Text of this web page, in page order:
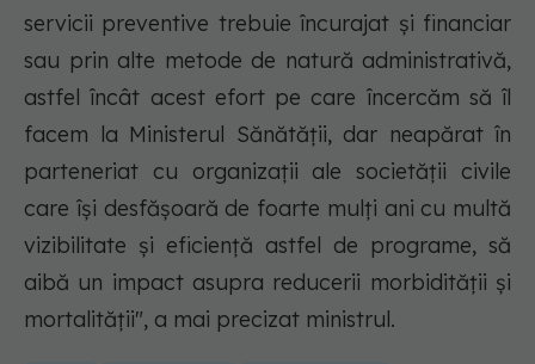
servicii preventive trebuie încurajat şi financiar
sau prin alte metode de natură administrativă,
astfel încât acest efort pe care încercăm să îl
facem la Ministerul Sănătăţii, dar neapărat în
parteneriat cu organizaţii ale societăţii civile
care îşi desfăşoară de foarte mulţi ani cu multă
vizibilitate şi eficienţă astfel de programe, să
aibă un impact asupra reducerii morbidităţii şi
mortalităţii", a mai precizat ministrul.